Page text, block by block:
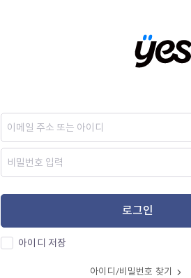
로그인
아이디 저장
아이디/비밀번호 찾기